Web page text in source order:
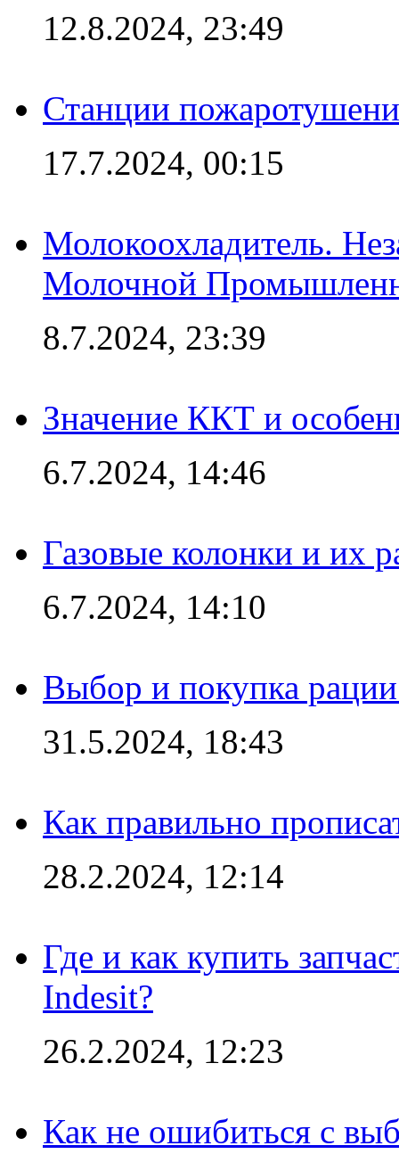
12.8.2024, 23:49
Станции
17.7.2024, 00:15
Молокоохладитель.
Молочной
8.7.2024, 23:39
Значение ККТ и
6.7.2024, 14:46
Газовые колонки и их
6.7.2024, 14:10
Выбор и покупка
31.5.2024, 18:43
Как правильно
28.2.2024, 12:14
Где и как купить
Indesit?
26.2.2024, 12:23
Как не ошибиться с